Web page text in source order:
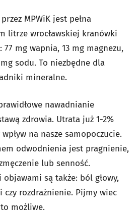
MPWiK jest pełna
litrze wrocławskiej kranówki
mg wapnia, 13 mg magnezu,
sodu. To niezbędne dla
mineralne.
nawadnianie
zdrowia. Utrata już 1-2%
na nasze samopoczucie.
odwodnienia jest pragnienie,
lub senność.
są także: ból głowy,
czy rozdrażnienie. Pijmy wiec
możliwe.